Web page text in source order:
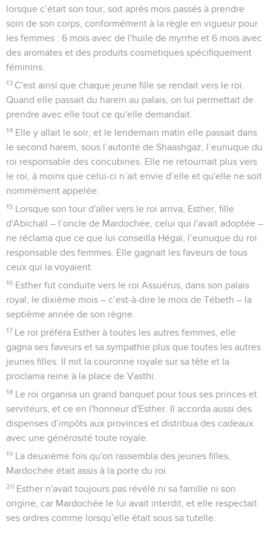
lorsque c’était son tour, soit après mois passés à prendre
soin de son corps, conformément à la règle en vigueur pour
les femmes : 6 mois avec de l'huile de myrrhe et 6 mois avec
des aromates et des produits cosmétiques spécifiquement
féminins.
13 C'est ainsi que chaque jeune fille se rendait vers le roi.
Quand elle passait du harem au palais, on lui permettait de
prendre avec elle tout ce qu'elle demandait.
14 Elle y allait le soir, et le lendemain matin elle passait dans
le second harem, sous l’autorité de Shaashgaz, l’eunuque du
roi responsable des concubines. Elle ne retournait plus vers
le roi, à moins que celui-ci n’ait envie d’elle et qu'elle ne soit
nommément appelée.
15 Lorsque son tour d'aller vers le roi arriva, Esther, fille
d'Abichaïl – l’oncle de Mardochée, celui qui l'avait adoptée –
ne réclama que ce que lui conseilla Hégaï, l’eunuque du roi
responsable des femmes. Elle gagnait les faveurs de tous
ceux qui la voyaient.
16 Esther fut conduite vers le roi Assuérus, dans son palais
royal, le dixième mois – c’est-à-dire le mois de Tébeth – la
septième année de son règne.
17 Le roi préféra Esther à toutes les autres femmes, elle
gagna ses faveurs et sa sympathie plus que toutes les autres
jeunes filles. Il mit la couronne royale sur sa tête et la
proclama reine à la place de Vasthi.
18 Le roi organisa un grand banquet pour tous ses princes et
serviteurs, et ce en l'honneur d'Esther. Il accorda aussi des
dispenses d’impôts aux provinces et distribua des cadeaux
avec une générosité toute royale.
19 La deuxième fois qu'on rassembla des jeunes filles,
Mardochée était assis à la porte du roi.
20 Esther n'avait toujours pas révélé ni sa famille ni son
origine, car Mardochée le lui avait interdit, et elle respectait
ses ordres comme lorsqu’elle était sous sa tutelle.